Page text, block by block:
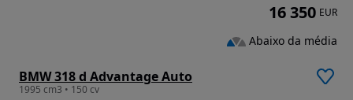
BMW 318 d Advantage Auto
1995 cm3 • 150 cv
16 350 EUR
Abaixo da média